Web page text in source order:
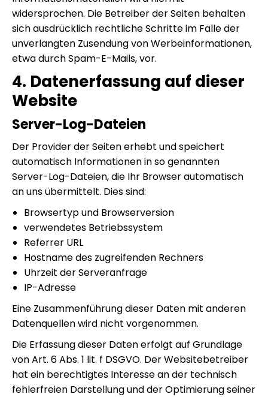
widersprochen. Die Betreiber der Seiten behalten
sich ausdrücklich rechtliche Schritte im Falle der
unverlangten Zusendung von Werbeinformationen,
etwa durch Spam-E-Mails, vor.
4. Datenerfassung auf dieser
Website
Server-Log-Dateien
Der Provider der Seiten erhebt und speichert
automatisch Informationen in so genannten
Server-Log-Dateien, die Ihr Browser automatisch
an uns übermittelt. Dies sind:
Browsertyp und Browserversion
verwendetes Betriebssystem
Referrer URL
Hostname des zugreifenden Rechners
Uhrzeit der Serveranfrage
IP-Adresse
Eine Zusammenführung dieser Daten mit anderen
Datenquellen wird nicht vorgenommen.
Die Erfassung dieser Daten erfolgt auf Grundlage
von Art. 6 Abs. 1 lit. f DSGVO. Der Websitebetreiber
hat ein berechtigtes Interesse an der technisch
fehlerfreien Darstellung und der Optimierung seiner